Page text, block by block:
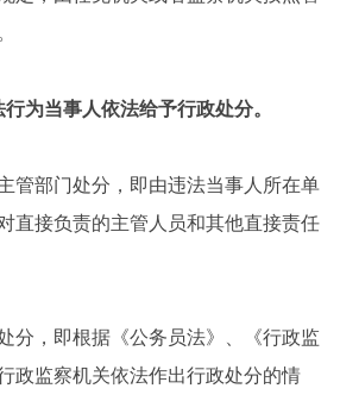
当事人依法给予行政处分。
部门处分，即由违法当事人所在单
直接负责的主管人员和其他直接责任
，即根据《公务员法》、《行政监
政监察机关依法作出行政处分的情